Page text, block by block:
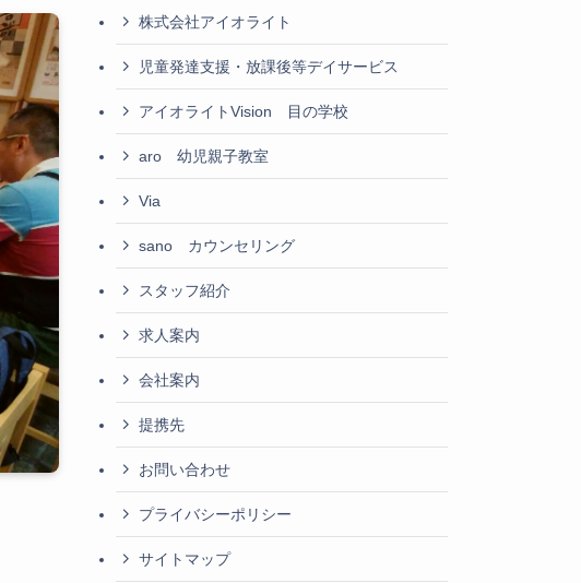
株式会社アイオライト
児童発達支援・放課後等デイサービス
アイオライトVision 目の学校
aro 幼児親子教室
Via
sano カウンセリング
スタッフ紹介
求人案内
会社案内
提携先
お問い合わせ
プライバシーポリシー
サイトマップ